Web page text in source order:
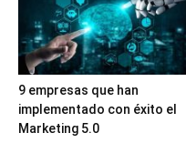
9 empresas que han
implementado con éxito el
Marketing 5.0